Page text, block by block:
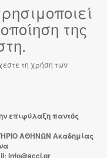
της
τη χρήση των
επιφύλαξη παντός
ΑΘΗΝΩΝ Ακαδημίας
info@acci.gr